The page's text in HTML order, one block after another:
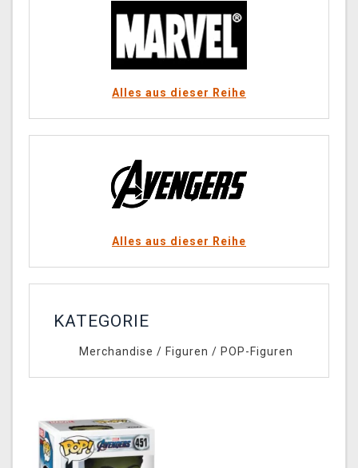
Alles aus dieser Reihe
Alles aus dieser Reihe
KATEGORIE
Merchandise / Figuren / POP-Figuren